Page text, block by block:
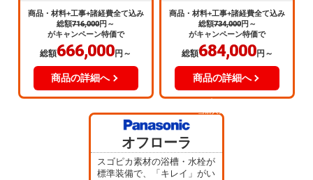
商品・材料+工事+諸経費全て込み
総額716,000円～
がキャンペーン特価で
総額666,000円～
商品の詳細へ
商品・材料+工事+諸経費全て込み
総額734,000円～
がキャンペーン特価で
総額684,000円～
商品の詳細へ
オフローラ
スゴピカ素材の浴槽・水栓が
標準装備で、「キレイ」がい
当店人気